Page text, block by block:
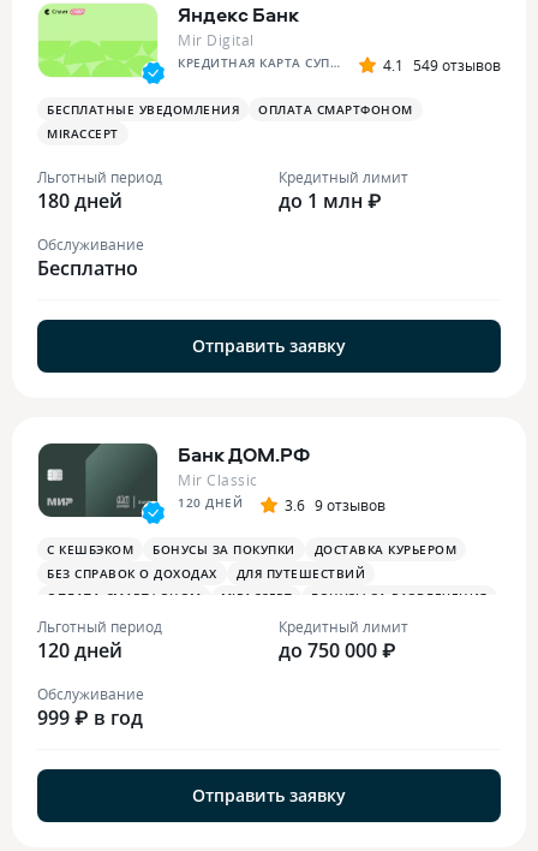
Яндекс Банк
Mir Digital
КРЕДИТНАЯ КАРТА СУПЕР СПЛИТА 4.1 549 отзывов
БЕСПЛАТНЫЕ УВЕДОМЛЕНИЯ
ОПЛАТА СМАРТФОНОМ
MIRACCEPT
Льготный период
180 дней
Кредитный лимит
до 1 млн ₽
Обслуживание
Бесплатно
Отправить заявку
Банк ДОМ.РФ
Mir Classic
120 ДНЕЙ 3.6 9 отзывов
С КЕШБЭКОМ БОНУСЫ ЗА ПОКУПКИ
ДОСТАВКА КУРЬЕРОМ
БЕЗ СПРАВОК О ДОХОДАХ
ДЛЯ ПУТЕШЕСТВИЙ
ОПЛАТА СМАРТФОНОМ
MIRACCEPT
БОНУСЫ ЗА РАЗВЛЕЧЕНИЯ
БОНУСЫ В РЕСТОРАНАХ
Льготный период
120 дней
Кредитный лимит
до 750 000 ₽
Обслуживание
999 ₽ в год
Отправить заявку